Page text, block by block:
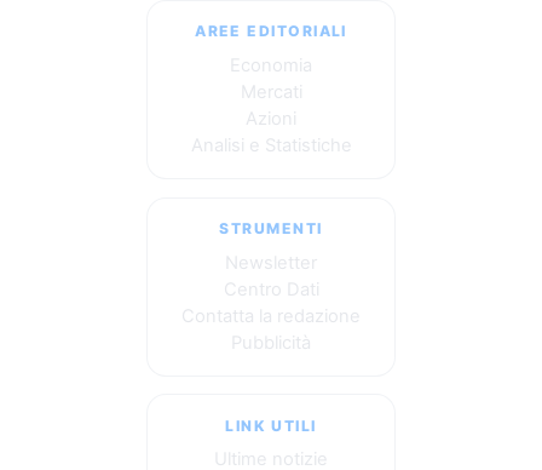
AREE EDITORIALI
Economia
Mercati
Azioni
Analisi e Statistiche
STRUMENTI
Newsletter
Centro Dati
Contatta la redazione
Pubblicità
LINK UTILI
Ultime notizie